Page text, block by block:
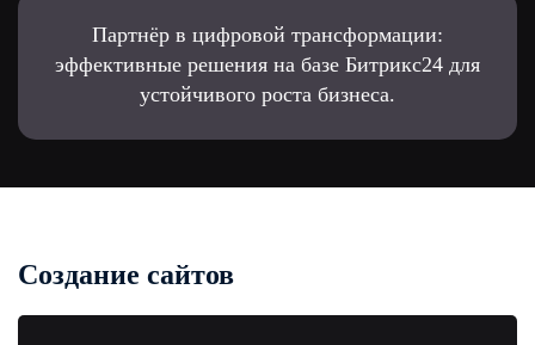
Партнёр в цифровой трансформации:
эффективные решения на базе Битрикс24 для
устойчивого роста бизнеса.
Создание сайтов